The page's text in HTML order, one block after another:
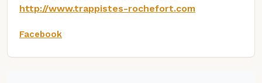
http://www.trappistes-rochefort.com
Facebook